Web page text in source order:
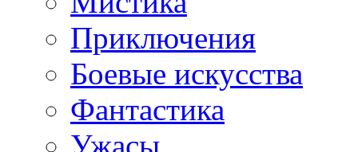
Приключения
Боевые искусства
Фантастика
Ужасы